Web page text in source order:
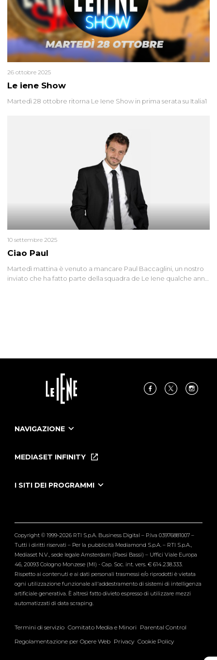
Le iene Show
26 ottobre 2025
Martedì 28 ottobre ritorna Le Iene Show in prima serata su Italia1
Ciao Paul
10 settembre 2025
Martedì mattina è venuto a mancare Paul Baccaglini, un nostro
inviato che ha fatto parte della squadra de Le Iene qualche anno
NAVIGAZIONE
Le Iene Presentano Inside
Tutti i servizi
MEDIASET INFINITY
I SITI DEI PROGRAMMI
Verissimo
Copyright © 1999-2026 RTI S.p.A. Business Digital – P.Iva 03976881007 –
Tutti i diritti riservati – Per la pubblicità Mediamond S.p.A. – RTI S.p.A.,
Mediaset N.V., sede legale Amsterdam (Paesi Bassi) – Uffici Viale Europa
46, 20093 Cologno Monzese (MI) - Cap. Soc. int. vers. € 614.238.333.
Rispetto ai contenuti e ai dati personali trasmessi e/o riprodotti è vietata
ogni utilizzazione funzionale all'addestramento di sistemi di intelligenza
artificiale generativa. È altresì fatto divieto espresso di utilizzare mezzi
automatizzati di data scraping.
Termini di servizio Comitato Media e Minori Parental Control
Regolamentazione per Opere Web Privacy Cookie Policy